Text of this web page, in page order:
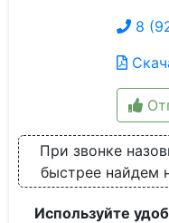
8
При звонке
быстрее найдем
Используйте